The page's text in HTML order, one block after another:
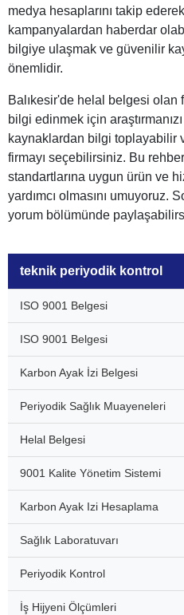
teknik periyodik kontrol
ISO 9001 Belgesi
ISO 9001 Belgesi
Karbon Ayak İzi Belgesi
Periyodik Sağlık Muayeneleri
Helal Belgesi
9001 Kalite Yönetim Sistemi
Karbon Ayak Izi Hesaplama
Sağlık Laboratuvarı
Periyodik Kontrol
İş Hijyeni Ölçümleri
medya hesaplarını takip
kampanyalardan haberdar
bilgiye ulaşmak ve güvenilir
önemlidir.
Balıkesir'de helal belgesi olan
bilgi edinmek için
kaynaklardan bilgi toplayabilir
firmayı seçebilirsiniz. Bu
standartlarına uygun ürün ve
yardımcı olmasını umuyoruz.
yorum bölümünde